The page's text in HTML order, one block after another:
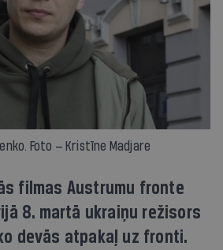
Foto — Kristīne Madjare
filmas Austrumu fronte
8. martā ukraiņu režisors
devās atpakaļ uz fronti.